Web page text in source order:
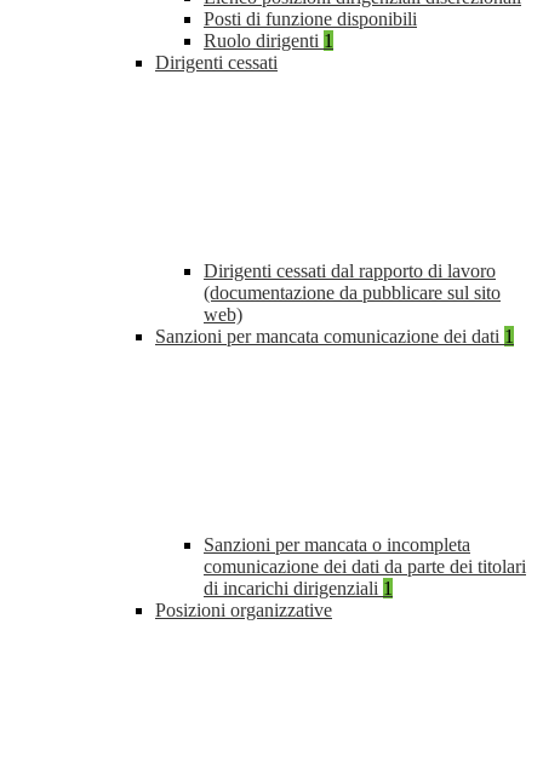
Posti di funzione disponibili
Ruolo dirigenti 1
Dirigenti cessati
Dirigenti cessati dal rapporto di lavoro
(documentazione da pubblicare sul sito
web)
Sanzioni per mancata comunicazione dei dati 1
Sanzioni per mancata o incompleta
comunicazione dei dati da parte dei titolari
di incarichi dirigenziali 1
Posizioni organizzative